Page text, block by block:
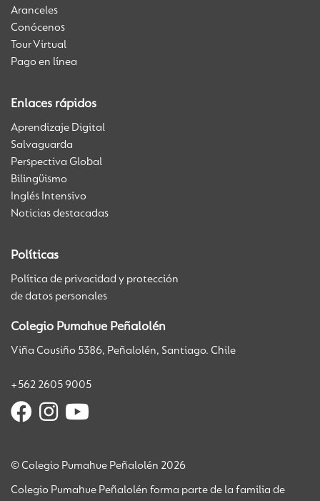
Aranceles
Conócenos
Tour Virtual
Pago en línea
Enlaces rápidos
Aprendizaje Digital
Salvaguarda
Perspectiva Global
Bilingüismo
Inglés Intensivo
Noticias destacadas
Políticas
Política de privacidad y protección
de datos personales
Colegio Pumahue Peñalolén
Viña Cousiño 5386, Peñalolén, Santiago. Chile
+562 2605 9005
© Colegio Pumahue Peñalolén 2026
Colegio Pumahue Peñalolén forma parte de la familia de